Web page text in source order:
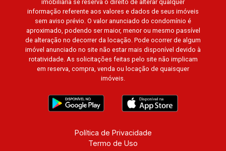
imobiliária se reserva o direito de alterar qualquer
informação referente aos valores e dados de seus imóveis
sem aviso prévio. O valor anunciado do condomínio é
aproximado, podendo ser maior, menor ou mesmo passível
de alteração no decorrer da locação. Pode ocorrer de algum
imóvel anunciado no site não estar mais disponível devido à
rotatividade. As solicitações feitas pelo site não implicam
em reserva, compra, venda ou locação de quaisquer
imóveis.
Política de Privacidade
Termo de Uso